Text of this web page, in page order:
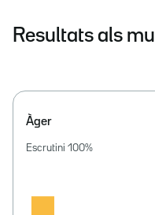
Resultats als
Àger
Escrutini 100%